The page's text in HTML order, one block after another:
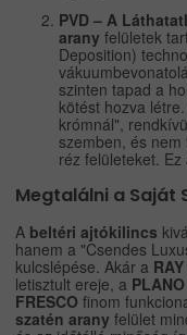
PVD – A
arany felületek
Deposition)
szinten tapad a
kötést hozva
krómnál",
szemben, és
réz felületeket. Ez
Megtalálni a Saját
A beltéri ajtókilincs
hanem a "Csendes
kulcslépése. Akár a
letisztult ereje, a
FRESCO finom
szatén arany felület